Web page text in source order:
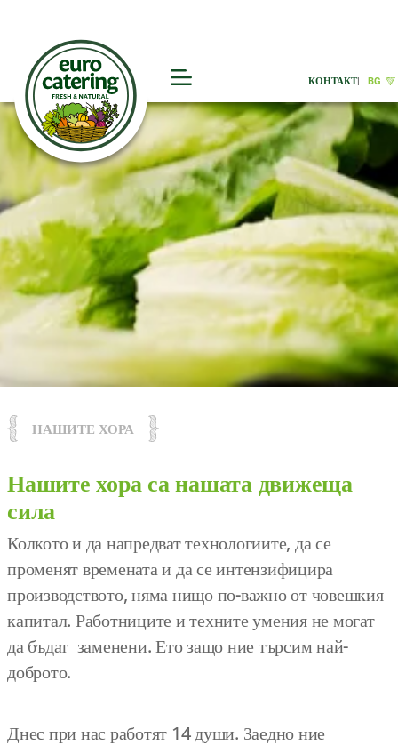
КОНТАКТ| BG
НАШИТЕ ХОРА
Нашите хора са нашата движеща
сила
Колкото и да напредват технологиите, да се
променят времената и да се интензифицира
производството, няма нищо по-важно от човешкия
капитал. Работниците и техните умения не могат
да бъдат заменени. Ето защо ние търсим най-
доброто.
Днес при нас работят 14 души. Заедно ние